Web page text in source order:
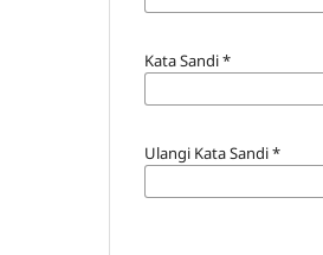
Kata Sandi*
Ulangi Kata Sandi*